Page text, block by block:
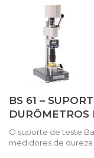
BS 61 –
DURÔMETROS
O suporte de teste
medidores de dureza